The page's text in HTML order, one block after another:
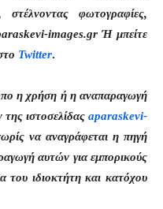
φωτογραφίες,
images.gr Ή μπείτε
Twitter.
η χρήση ή η αναπαραγωγή
ιστοσελίδας aparaskevi-
να αναγράφεται η πηγή
αυτών για εμπορικούς
του ιδιοκτήτη και κατόχου